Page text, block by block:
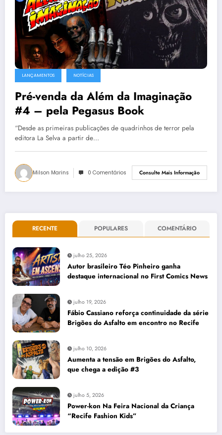
LANÇAMENTOS NOTÍCIAS
Pré-venda da Além da Imaginação
#4 – pela Pegasus Book
“Desde as primeiras publicações de quadrinhos de terror pela
editora La Selva a partir de…
Milson Marins 0 Comentários Consulte Mais Informação
RECENTE POPULARES COMENTÁRIO
julho 25, 2026
Autor brasileiro Téo Pinheiro ganha
destaque internacional no First Comics News
julho 19, 2026
Fábio Cassiano reforça continuidade da série
Brigões do Asfalto em encontro no Recife
julho 10, 2026
Aumenta a tensão em Brigões do Asfalto,
que chega a edição #3
julho 5, 2026
Power-kon Na Feira Nacional da Criança
“Recife Fashion Kids”